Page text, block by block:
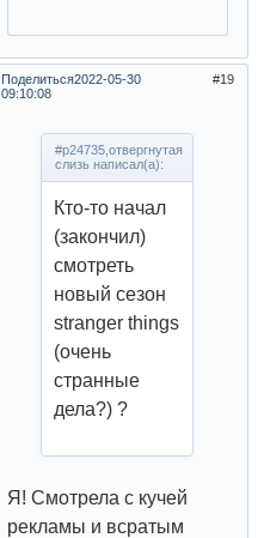
Поделиться 19
2022-05-30
09:10:08
#p24735,отвергнутая
слизь написал(а):
Кто-то начал
(закончил)
смотреть
новый сезон
stranger things
(очень
странные
дела?) ?
Я! Смотрела с кучей
рекламы и всратым